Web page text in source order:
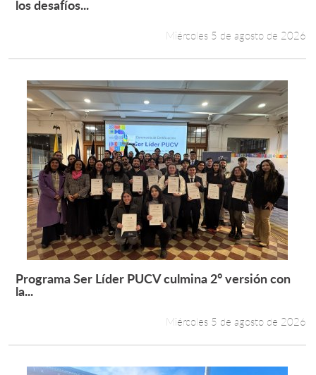
Funcionarios
Alumni
English
los desafíos...
Miércoles 5 de agosto de 2026
Leer más +
Programa Ser Líder PUCV culmina 2° versión con
la...
Miércoles 5 de agosto de 2026